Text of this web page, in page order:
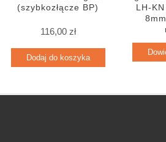
(szybkozłącze BP)
116,00 zł
Dodaj do koszyka
LH-